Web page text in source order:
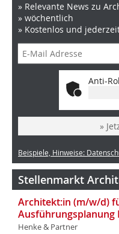
» Relevante News zu
» wöchentlich
» Kostenlos und
Anti-
»
Beispiele, Hinweise:
Stellenmarkt
Architekt:in (m/w/d)
Ausführungsplanung
Henke & Partner